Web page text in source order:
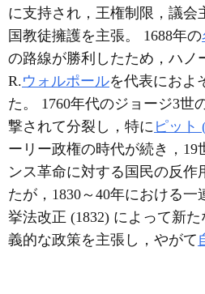
に支持され，王権制限，議会
国教徒擁護を主張。 1688年の
の路線が勝利したため，ハノ
R.ウォルポールを代表におよ
た。 1760年代のジョージ3世
撃されて分裂し，特に ピット
ーリー政権の時代が続き，19
ンス革命に対する国民の反作
たが，1830～40年における
挙法改正 (1832) によって新
義的な政策を主張し，やがて